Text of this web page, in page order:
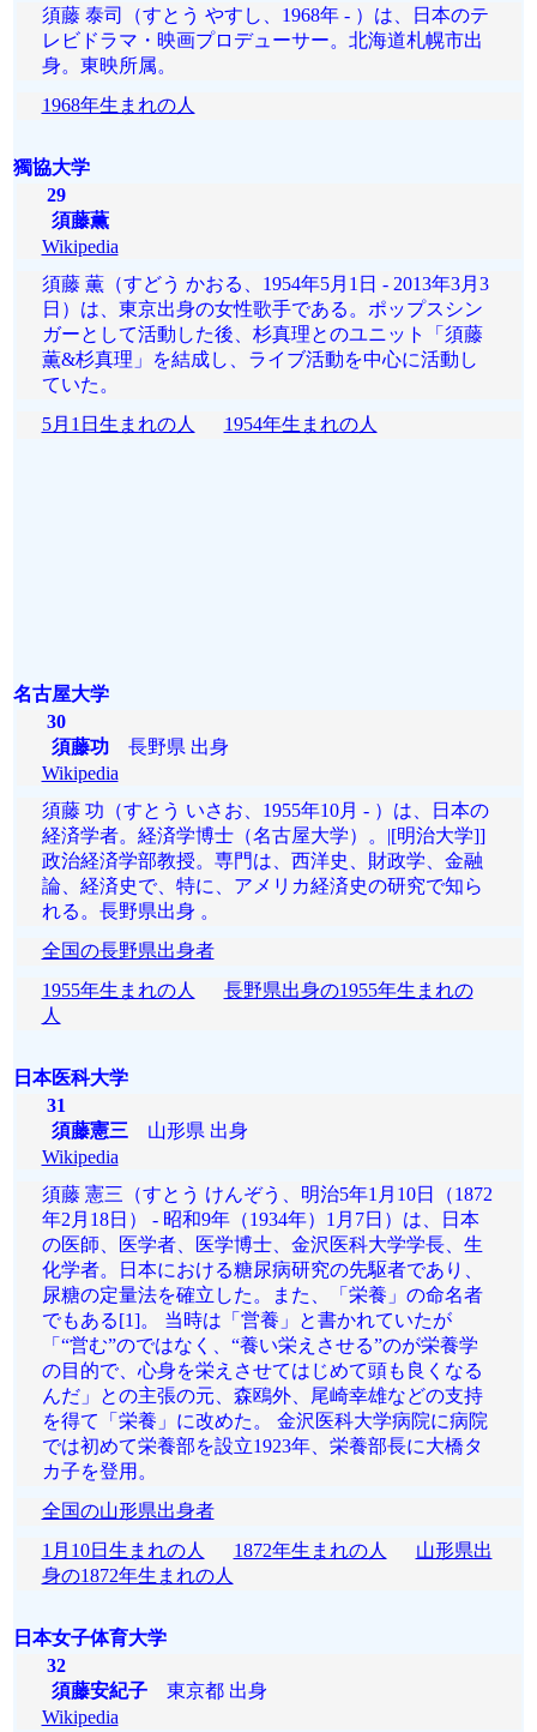
須藤 泰司（すとう やすし、1968年 - ）は、日本のテ
レビドラマ・映画プロデューサー。北海道札幌市出
身。東映所属。
1968年生まれの人
獨協大学
29
須藤薫
Wikipedia
須藤 薫（すどう かおる、1954年5月1日 - 2013年3月3
日）は、東京出身の女性歌手である。ポップスシン
ガーとして活動した後、杉真理とのユニット「須藤
薫&杉真理」を結成し、ライブ活動を中心に活動し
ていた。
5月1日生まれの人
1954年生まれの人
名古屋大学
30
須藤功長野県 出身
Wikipedia
須藤 功（すとう いさお、1955年10月 - ）は、日本の
経済学者。経済学博士（名古屋大学）。|[明治大学]]
政治経済学部教授。専門は、西洋史、財政学、金融
論、経済史で、特に、アメリカ経済史の研究で知ら
れる。長野県出身 。
全国の長野県出身者
1955年生まれの人
長野県出身の1955年生まれの
人
日本医科大学
31
須藤憲三 山形県 出身
Wikipedia
須藤 憲三（すとう けんぞう、明治5年1月10日（1872
年2月18日） - 昭和9年（1934年）1月7日）は、日本
の医師、医学者、医学博士、金沢医科大学学長、生
化学者。日本における糖尿病研究の先駆者であり、
尿糖の定量法を確立した。また、「栄養」の命名者
でもある[1]。 当時は「営養」と書かれていたが
「“営む”のではなく、“養い栄えさせる”のが栄養学
の目的で、心身を栄えさせてはじめて頭も良くなる
んだ」との主張の元、森鴎外、尾崎幸雄などの支持
を得て「栄養」に改めた。 金沢医科大学病院に病院
では初めて栄養部を設立1923年、栄養部長に大橋タ
カ子を登用。
全国の山形県出身者
1月10日生まれの人
1872年生まれの人
山形県出
身の1872年生まれの人
日本女子体育大学
32
須藤安紀子東京都 出身
Wikipedia